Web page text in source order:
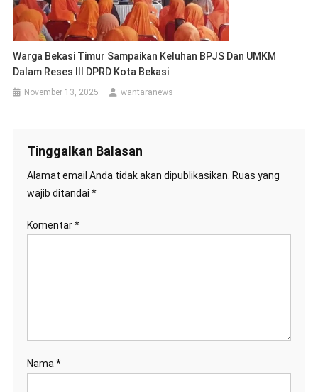
Warga Bekasi Timur Sampaikan Keluhan BPJS Dan UMKM
Dalam Reses III DPRD Kota Bekasi
November 13, 2025 wantaranews
Tinggalkan Balasan
Alamat email Anda tidak akan dipublikasikan. Ruas yang
wajib ditandai *
Komentar*
Nama *